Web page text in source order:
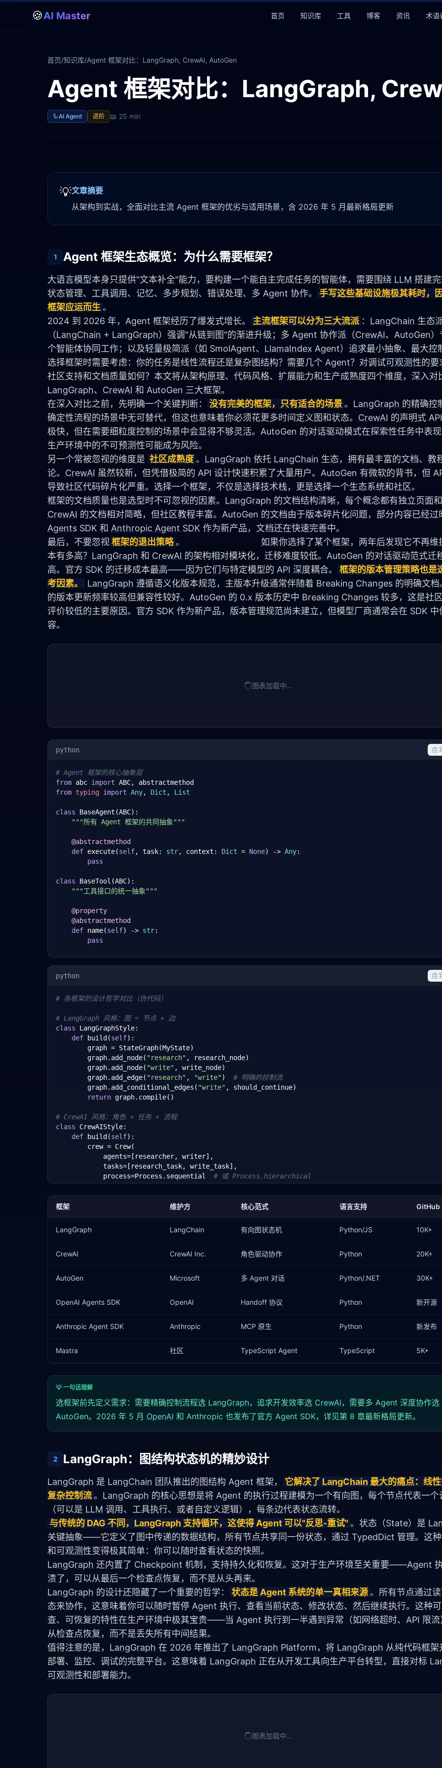
🍪AI Master 首页 知识库 工具 博客 资讯 术语
首页/知识库/Agent 框架对比：LangGraph, CrewAI, AutoGen
Agent 框架对比：LangGraph,
🦾AI Agent 进阶 📖 25 min
💡文章摘要
从架构到实战，全面对比主流 Agent 框架的优劣与适用场景，含 2026 年 5 月最新格局更新
1 Agent 框架生态概览：为什么需要框架？
大语言模型本身只提供"文本补全"能力，要构建一个能自主完成任务的智能体，需要围绕 LLM 搭建完
状态管理、 工具调用、记忆、多步规划、错误处理、多 Agent 协作。
手写这些基础设施极其耗时，
框架应运而生 。
2024 到 2026 年，Agent 框架经历了爆发式增长。
主流框架可以分为三大流派 ： LangChain 生态
（LangChain + LangGraph）强调"从链到图"的渐进升级；多 Agent 协作派（CrewAI、AutoGen）
个智能体协同工作；以及轻量极简派（如 SmolAgent、 LlamaIndex Agent）追求最小抽象、最大控
选择框架时需要考虑：你的任务是线性流程还是复杂图结构？需要几个 Agent？对调试可观测性的要
LangGraph、 CrewAI 和 AutoGen 三大框架。
在深入对比之前，先明确一个关键判断：
没有完美的框架，只有适合的场景。 LangGraph 的精确控
确定性流程的场景中无可替代，但这也意味着你必须花更多时间定义图和状态。 CrewAI 的声明式
极快，但在需要细粒度控制的场景中会显得不够灵活。AutoGen 的对话驱动模式在探索性任务中表
生产环境中的不可预测性可能成为风险。
另一个常被忽视的维度是 社区成熟度。 LangGraph 依托 LangChain 生态，拥有最丰富的文档、教
论。 CrewAI 虽然较新，但凭借极简的 API 设计快速积累了大量用户。AutoGen 有微软的背书，但
导致社区代码碎片化严重。选择一个框架，不仅是选择技术栈，更是选择一个生态系统和社区。
框架的文档质量也是选型时不可忽视的因素。 LangGraph 的文档结构清晰，每个概念都有独立页面和
CrewAI 的文档相对简略，但社区教程丰富。AutoGen 的文档由于版本碎片化问题，部分内容已经过
Agents SDK 和 Anthropic Agent SDK 作为新产品，文档还在快速完善中。
最后，不要忽视框架的退出策略。                               如果你选择了某个框架，两年后发现它不再维
本有多高？ LangGraph 和 CrewAI 的架构相对模块化，迁移难度较低。AutoGen 的对话驱动范式迁
高。官方 SDK 的迁移成本最高——因为它们与特定模型的 API 深度耦合。
框架的版本管理策略也是
考因素。
LangGraph 遵循语义化版本规范，主版本升级通常伴随着 Breaking Changes 的明确文档
的版本更新频率较高但兼容性较好。AutoGen 的 0.x 版本历史中 Breaking Changes 较多，这是社
评价较低的主要原因。官方 SDK 作为新产品，版本管理规范尚未建立，但模型厂商通常会在 SDK 中
容。
图表加载中…
python
# Agent 框架的核心抽象层
from abc import
from typing import Any, Dict , List
class BaseAgent(ABC):
"""所有 Agent 框架的共同抽象"""
@abstractmethod
def execute(self, task: str, context: Dict = None) -> Any:
pass
class BaseTool(ABC):
"""工具接口的统一抽象"""
@property
@abstractmethod
def name(self) -> str:
pass
@abstractmethod
class AgentFramework(ABC):
@abstractmethod
def create_agent(
pass
@abstractmethod
create_workflow(self, agents: List[BaseAgent], flow:
pass
python
# 各框架的设计哲学对比（伪代码）
# LangGraph 风格：图 = 节点 + 边
class LangGraphStyle:
def build(self):
        graph = StateGraph(MyState)
        graph.add_node(
"research" , research_node)
        graph.add_node(
"write" , write_node)
        graph.add_edge(
"research" , "write") # 明确的控制流
        graph.add_conditional_edges(
"write" , should_continue)
return graph.compile()
# CrewAI 风格：角色 + 任务 + 流程
class CrewAIStyle:
def build(self):
        crew = Crew(
            agents=[researcher, writer],
            tasks=[research_task, write_task],
            process=Process.sequential
# 或 Process.hierarchical
        )
return crew.kickoff()
class AutoGenStyle:
build(
        manager = GroupChatManager(groupchat=groupchat, llm_config=llm_config)
框架 维护方 核心范式 语言支持 GitHub
LangGraph LangChain 有向图状态机 Python/JS 10K+
CrewAI CrewAI Inc. 角色驱动协作 Python 20K+
AutoGen Microsoft 多 Agent 对话 Python/.NET 30K+
OpenAI Agents SDK OpenAI Handoff 协议 Python 新开源
Anthropic Agent SDK Anthropic MCP 原生 Python 新发布
Mastra 社区 TypeScript Agent TypeScript 5K+
💡 一句话理解
选框架前先定义需求：需要精确控制流程选 LangGraph，追求开发效率选 CrewAI，需要多 Agent 深度协作选
AutoGen。2026 年 5 月 OpenAI 和 Anthropic 也发布了官方 Agent SDK，详见第 8 章最新格局更新。
2 LangGraph：图结构状态机的精妙设计
LangGraph 是 LangChain 团队推出的图结构 Agent 框架， 它解决了 LangChain 最大的痛点：线
复杂控制流。 LangGraph 的核心思想是将 Agent 的执行过程建模为一个有向图，每个节点代表一个
（可以是 LLM 调用、工具执行、或者自定义逻辑），每条边代表状态流转。
与传统的 DAG 不同， LangGraph 支持循环，这使得 Agent 可以"反思-重试"。状态（State）是
关键抽象——它定义了图中传递的数据结构，所有节点共享同一份状态，通过 TypedDict 管理。这
和可观测性变得极其简单：你可以随时查看状态的快照。
LangGraph 还内置了 Checkpoint 机制，支持持久化和恢复。这对于生产环境至关重要——Agent
溃了，可以从最后一个检查点恢复，而不是从头再来。
LangGraph 的设计还隐藏了一个重要的哲学： 状态是 Agent 系统的单一真相来源。所有节点通过
态来协作，这意味着你可以随时暂停 Agent 执行、查看当前状态、修改状态、然后继续执行。这种
查、可恢复的特性在生产环境中极其宝贵——当 Agent 执行到一半遇到异常（如网络超时、API 限流
从检查点恢复，而不是丢失所有中间结果。
值得注意的是， LangGraph 在 2026 年推出了 LangGraph Platform，将 LangGraph 从纯代码框架
部署、监控、调试的完整平台。这意味着 LangGraph 正在从开发工具向生产平台转型，直接对标
可观测性和部署能力。
图表加载中…